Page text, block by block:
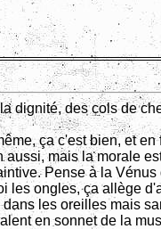
dignité, des cols de
ça c'est bien, et
mais la morale
Pense à la
les ongles, ça allège
les oreilles mais
en sonnet de la